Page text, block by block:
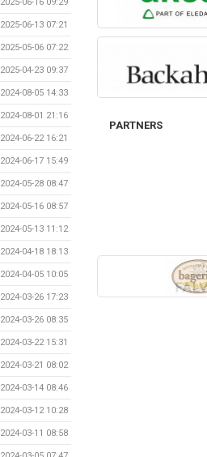
2025-06-13 07:21
2025-05-06 07:22
2025-04-23 09:37
2024-08-05 14:33
2024-08-01 21:16
2024-06-22 16:21
2024-06-17 15:49
2024-05-28 08:47
2024-05-16 08:57
2024-05-13 11:12
2024-04-18 18:13
2024-04-05 10:05
2024-03-26 17:23
2024-03-26 08:35
2024-03-22 15:31
2024-03-21 08:02
2024-03-14 08:46
2024-03-12 10:28
2024-03-11 08:58
PARTNERS